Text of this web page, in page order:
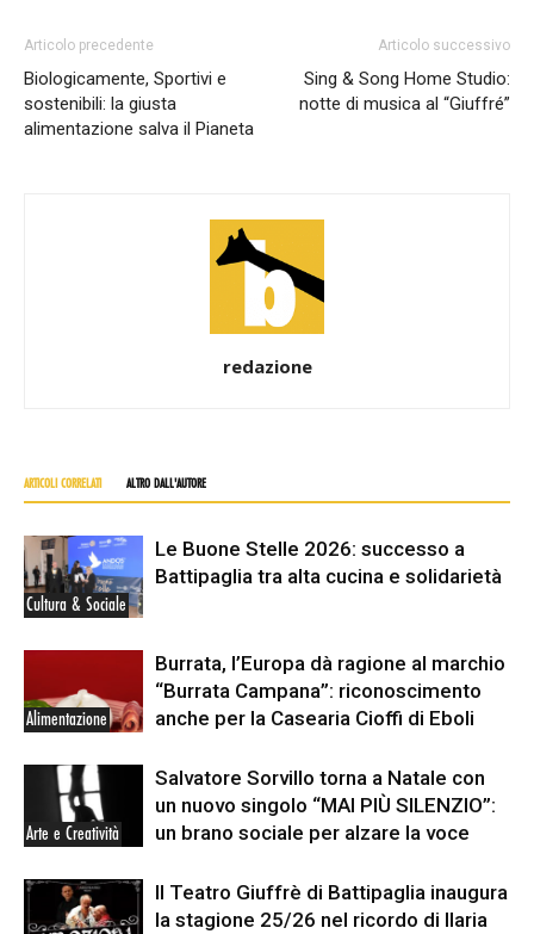
Articolo precedente
Biologicamente, Sportivi e
sostenibili: la giusta
alimentazione salva il Pianeta
Articolo successivo
Sing & Song Home Studio:
notte di musica al “Giuffré”
redazione
ARTICOLI CORRELATI ALTRO DALL'AUTORE
Cultura & Sociale
Le Buone Stelle 2026: successo a
Battipaglia tra alta cucina e solidarietà
Alimentazione
Burrata, l’Europa dà ragione al marchio
“Burrata Campana”: riconoscimento
anche per la Casearia Cioffi di Eboli
Arte e Creatività
Salvatore Sorvillo torna a Natale con
un nuovo singolo “MAI PIÙ SILENZIO”:
un brano sociale per alzare la voce
Il Teatro Giuffrè di Battipaglia inaugura
la stagione 25/26 nel ricordo di Ilaria